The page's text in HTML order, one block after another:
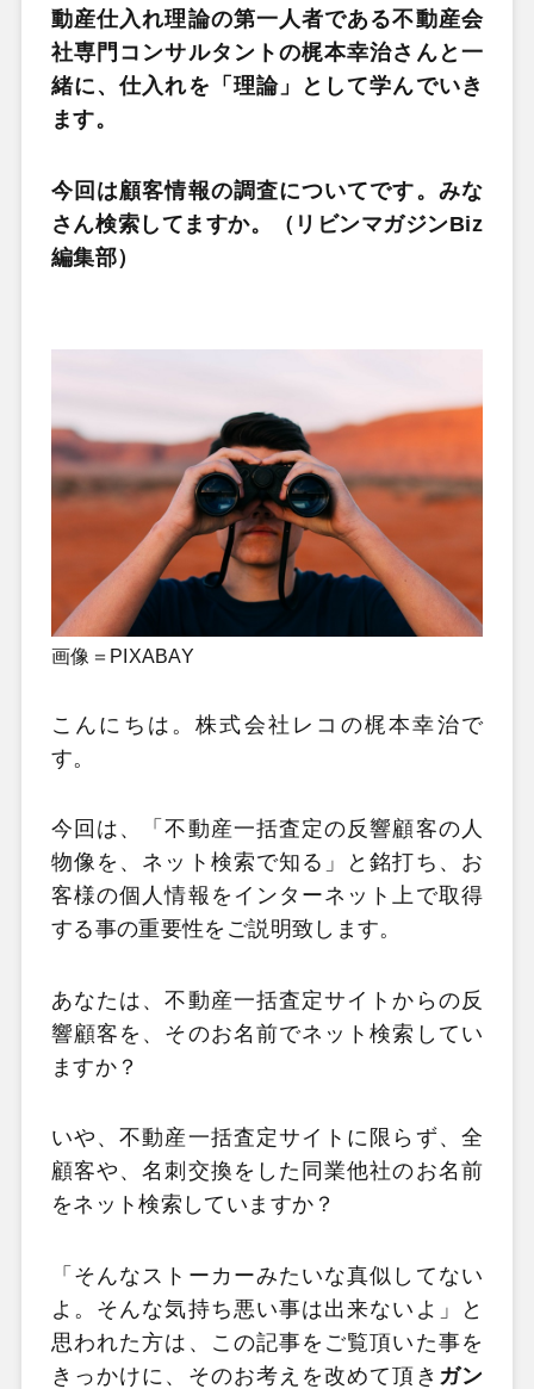
動産仕入れ理論の第一人者である不動産会
社専門コンサルタントの梶本幸治さんと一
緒に、仕入れを「理論」として学んでいき
ます。
今回は顧客情報の調査についてです。みな
さん検索してますか。（リビンマガジンBiz
編集部）
画像＝PIXABAY
こんにちは。株式会社レコの梶本幸治で
す。
今回は、「不動産一括査定の反響顧客の人
物像を、ネット検索で知る」と銘打ち、お
客様の個人情報をインターネット上で取得
する事の重要性をご説明致します。
あなたは、不動産一括査定サイトからの反
響顧客を、そのお名前でネット検索してい
ますか？
いや、不動産一括査定サイトに限らず、全
顧客や、名刺交換をした同業他社のお名前
をネット検索していますか？
「そんなストーカーみたいな真似してない
よ。そんな気持ち悪い事は出来ないよ」と
思われた方は、この記事をご覧頂いた事を
きっかけに、そのお考えを改めて頂き ガン